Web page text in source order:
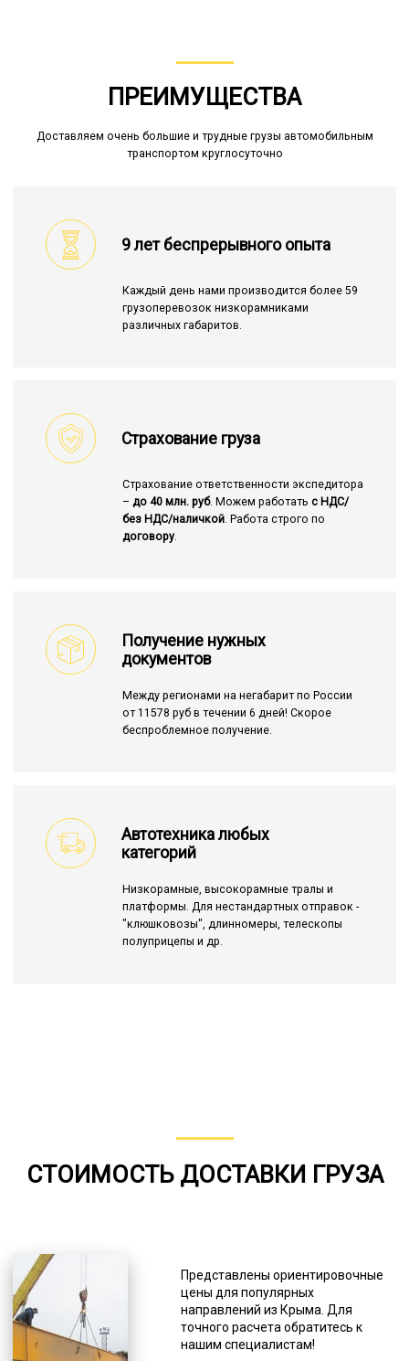
ПРЕИМУЩЕСТВА
Доставляем очень большие и трудные грузы автомобильным
транспортом круглосуточно
9 лет беспрерывного опыта
Каждый день нами производится более 59
грузоперевозок низкорамниками
различных габаритов.
Страхование груза
Страхование ответственности экспедитора
– до 40 млн. руб. Можем работать с НДС/
без НДС/наличкой. Работа строго по
договору.
Получение нужных
документов
Между регионами на негабарит по России
от 11578 руб в течении 6 дней! Скорое
беспроблемное получение.
Автотехника любых
категорий
Низкорамные, высокорамные тралы и
платформы. Для нестандартных отправок -
"клюшковозы", длинномеры, телескопы
полуприцепы и др.
СТОИМОСТЬ ДОСТАВКИ ГРУЗА
Представлены ориентировочные
цены для популярных
направлений из Крыма. Для
точного расчета обратитесь к
нашим специалистам!